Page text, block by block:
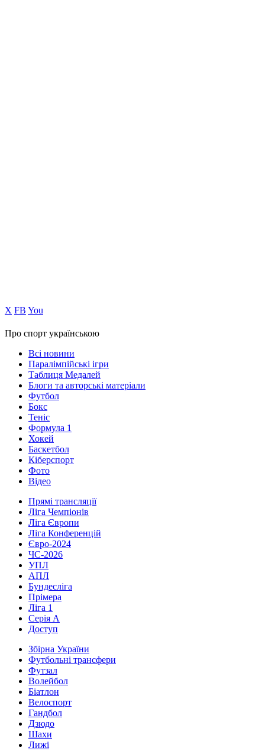
Х FB You
Про спорт українською
Всі новини
Паралімпійські ігри
Таблиця Медалей
Блоги та авторські матеріали
Футбол
Бокс
Теніс
Формула 1
Хокей
Баскетбол
Кіберспорт
Фото
Відео
Прямі трансляції
Ліга Чемпіонів
Ліга Європи
Ліга Конференцій
Євро-2024
ЧС-2026
УПЛ
АПЛ
Бундесліга
Прімера
Ліга 1
Серія А
Доступ
Збірна України
Футбольні трансфери
Футзал
Волейбол
Біатлон
Велоспорт
Гандбол
Дзюдо
Шахи
Лижі